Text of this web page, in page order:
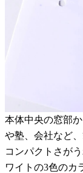
本体中央の窓部
や塾、会社など
コンパクトさが
ワイトの3色のカ